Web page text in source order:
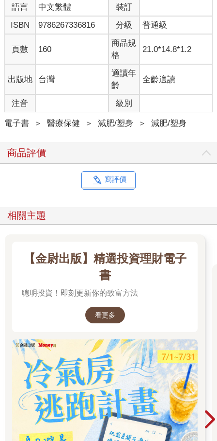
快以及身體顫抖這類症狀。最糟的情況是變得意識模糊。
只要醣質攝取過於不足，每個人都會出現這類症狀，但是擁有
「不能限制醣質攝取的基因」的人一旦限制其醣質的攝取量，就
會隨時曝露在這種風險之中，若是出現意識模糊的症狀，便有可
能會影響大腦機能，進而出現失智的問題。
另一個問題是，醣質的攝取量過低，肌肉就會減少。前面提過，
醣質的攝取量過低，會導致熱量不足，脂肪也會因此分解，但若
到這時仍無法補足需要的熱量，身體就會開始分解肌肉的蛋白
在人體之中，肌肉是消耗最多熱量的器官，一旦肌肉變少，消耗
熱量的速度就會變慢，如此一來，就會變成無法消耗多餘醣質的
體質，也就是所謂的易胖體質。
出了問題。在檢查基因之後發現，太太是超適合減少醣質攝取量
的基因，但先生卻是極度不適合減醣的基因，所以他的身體會出
問題也是理所當然的事。
換句話說，就算是夫妻，只要基因不同，在飲食上要注意的重點
限制醣質攝取量的減重方式之所以會如此流行，理由之一就是大
部分的人都認為：攝取醣質會變胖。
但這其實是錯誤的觀念，會變胖只是因為攝取了「過多」的醣
質。如果不攝取三大營養素之一的醣質，就無法維持生命。換言
之，會變胖是因為「吃太多」白飯、麵包或是甜點。
內建的危機管理系統，可用來因應缺少食物時的危機。
之所以會將醣質轉換成脂肪，是因為這樣效率比較好。1公克的醣
轉換成脂肪，可儲存高於醣質兩倍的熱量。
假設過度攝取醣質是變胖的原因，那麼會不斷消耗醣質的人，也
就是不能限制醣質攝取量的人，就能比那些可以限制醣質攝取量
的人攝取多一點的醣質。大概多吃兩碗飯也沒問題，這也是愛吃
白飯的日本人最想要的體質吧。
就日本人而言，不能限制醣質攝取量的人比例大約23%，而非常
適合限制醣質攝取的人大概占25%，可以限制醣質攝取的人大概
語言 中文繁體
裝訂
ISBN
9786267336816 分級 普通級
頁數 160
商品規
格
21.0*14.8*1.2
出版地 台灣
適讀年
齡
全齡適讀
注音 級別
電子書 ＞ 醫療保健 ＞ 減肥/塑身 ＞ 減肥/塑身
商品評價
寫評價
相關主題
【金尉出版】精選投資理財電子
書
聰明投資！即刻更新你的致富方法
看更多